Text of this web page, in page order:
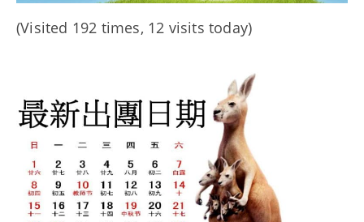
(Visited 192 times, 12 visits today)